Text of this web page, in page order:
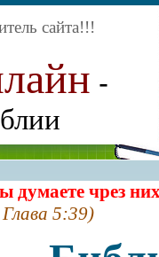
сайта!!!
-
думаете чрез
5:39)